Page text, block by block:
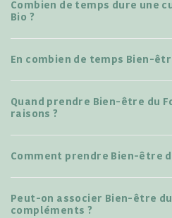
Combien de temps dure une
Bio ?
En combien de temps Bien-
Quand prendre Bien-être du
raisons ?
Comment prendre Bien-être
Peut-on associer Bien-être du
compléments ?